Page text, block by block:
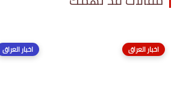
اخبار العراق اخبار العراق